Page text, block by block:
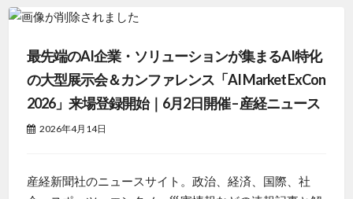
最先端のAI企業・ソリューションが集まるAI特化
の大型展示会＆カンファレンス「AI Market ExCon
2026」来場登録開始｜6月2日開催 – 産経ニュース
2026年4月14日
産経新聞社のニュースサイト。政治、経済、国際、社